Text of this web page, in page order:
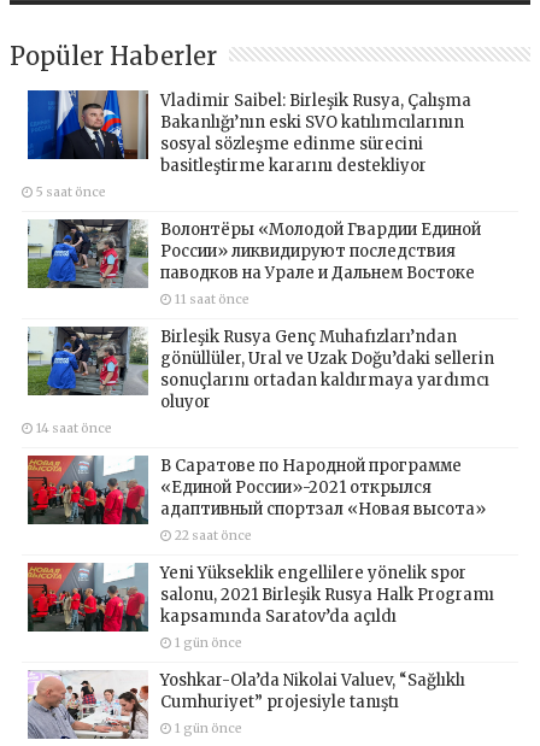
Popüler Haberler
Vladimir Saibel: Birleşik Rusya, Çalışma
Bakanlığı’nın eski SVO katılımcılarının
sosyal sözleşme edinme sürecini
basitleştirme kararını destekliyor
5 saat önce
Волонтёры «Молодой Гвардии Единой
России» ликвидируют последствия
паводков на Урале и Дальнем Востоке
11 saat önce
Birleşik Rusya Genç Muhafızları’ndan
gönüllüler, Ural ve Uzak Doğu’daki sellerin
sonuçlarını ortadan kaldırmaya yardımcı
oluyor
14 saat önce
В Саратове по Народной программе
«Единой России»-2021 открылся
адаптивный спортзал «Новая высота»
22 saat önce
Yeni Yükseklik engellilere yönelik spor
salonu, 2021 Birleşik Rusya Halk Programı
kapsamında Saratov’da açıldı
1 gün önce
Yoshkar-Ola’da Nikolai Valuev, “Sağlıklı
Cumhuriyet” projesiyle tanıştı
1 gün önce